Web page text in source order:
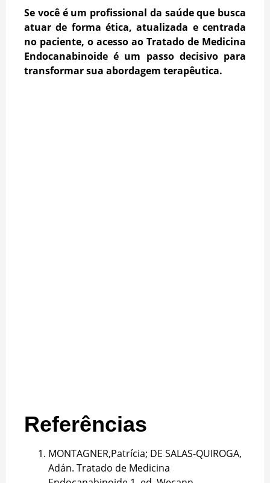
Se você é um profissional da saúde que busca
atuar de forma ética, atualizada e centrada
no paciente, o acesso ao Tratado de Medicina
Endocanabinoide é um passo decisivo para
transformar sua abordagem terapêutica.
Referências
MONTAGNER,Patrícia; DE SALAS-QUIROGA,
Adán. Tratado de Medicina